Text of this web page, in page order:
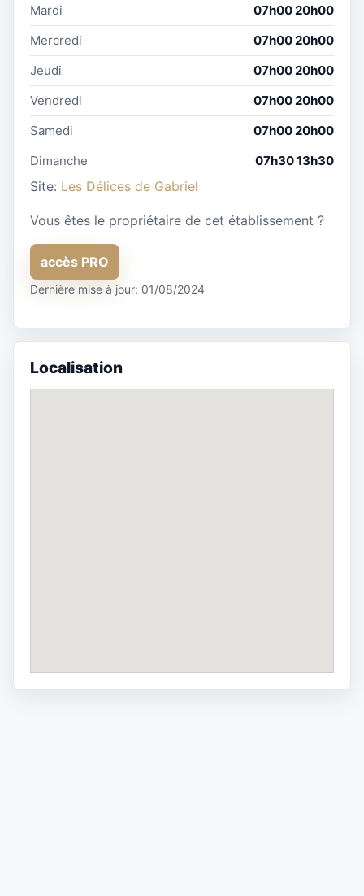
Mardi
07h00 20h00
Mercredi
07h00 20h00
Jeudi
07h00 20h00
Vendredi
07h00 20h00
Samedi
07h00 20h00
Dimanche
07h30 13h30
Site: Les Délices de Gabriel
Vous êtes le propriétaire de cet établissement ?
accès PRO
Dernière mise à jour: 01/08/2024
Localisation